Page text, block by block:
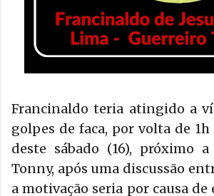
Francinaldo teria atingido a
golpes de faca, por volta de
deste sábado (16), próximo
Tonny, após uma discussão
a motivação seria por causa